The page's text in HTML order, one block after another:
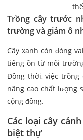
Trồng cây trước
trường và giảm ô
Cây xanh còn đóng
tiếng ồn từ môi
Đồng thời, việc trồng
nâng cao chất lượng
cộng đồng.
Các loại cây
biệt thự